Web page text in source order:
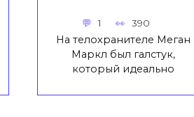
1 390
На телохранителе Меган
Маркл был галстук,
который идеально